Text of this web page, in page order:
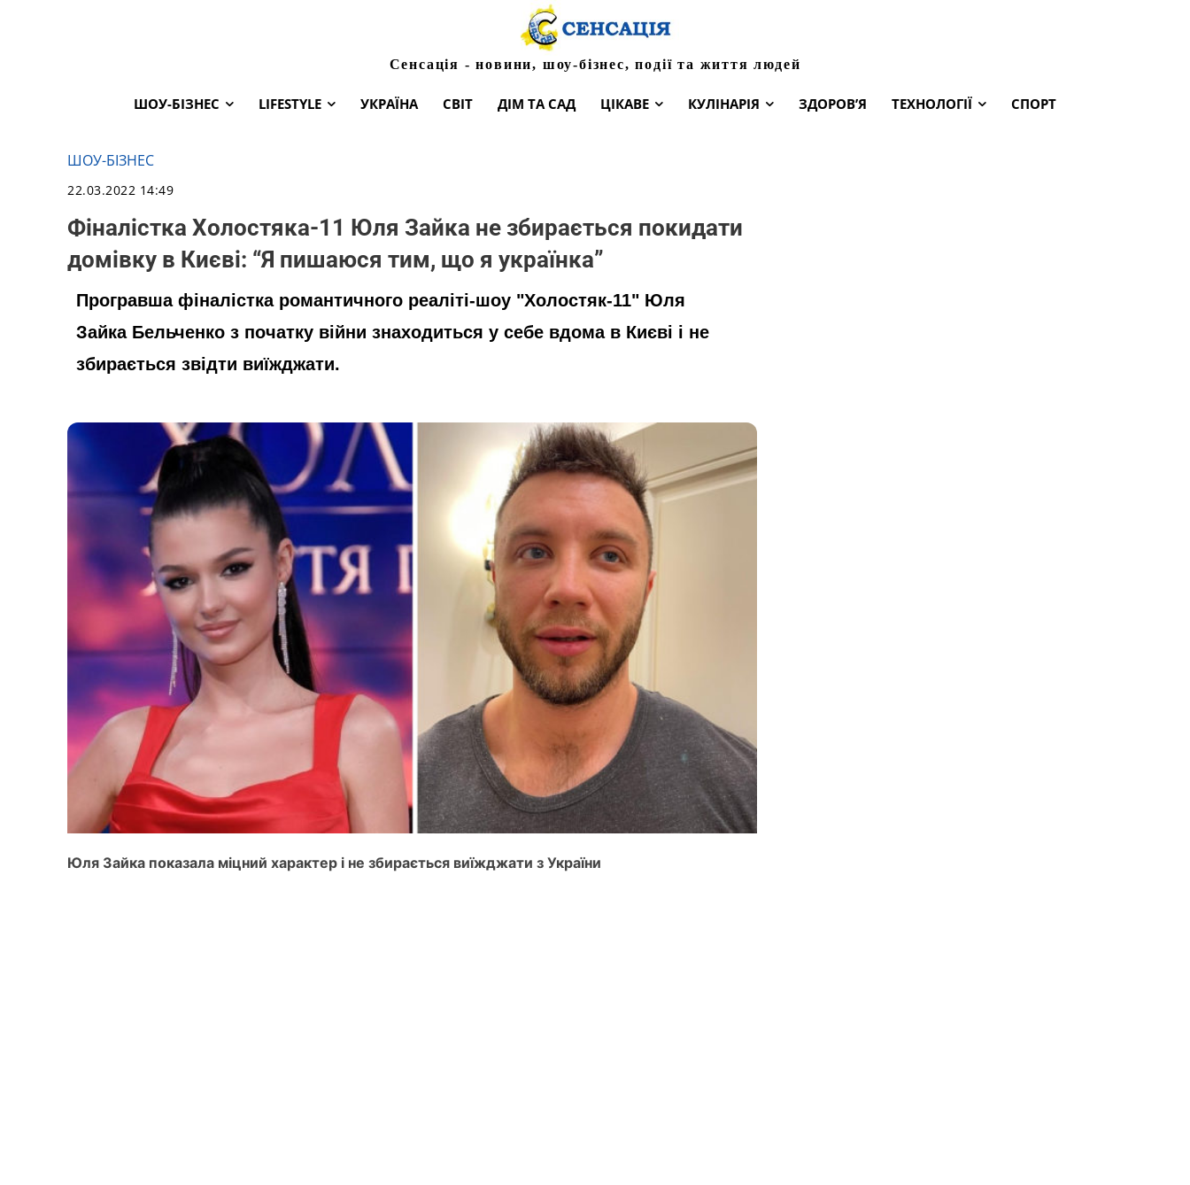
Сенсація - новини, шоу-бізнес, події та життя людей
ШОУ-БІЗНЕС LIFESTYLE УКРАЇНА СВІТ ДІМ ТА САД ЦІКАВЕ КУЛІНАРІЯ ЗДОРОВ’Я ТЕХНОЛОГІЇ СПОРТ
ШОУ-БІЗНЕС
22.03.2022 14:49
Фіналістка Холостяка-11 Юля Зайка не збирається покидати
домівку в Києві: “Я пишаюся тим, що я українка”
Програвша фіналістка романтичного реаліті-шоу "Холостяк-11" Юля
Зайка Бельченко з початку війни знаходиться у себе вдома в Києві і не
збирається звідти виїжджати.
Юля Зайка показала міцний характер і не збирається виїжджати з України